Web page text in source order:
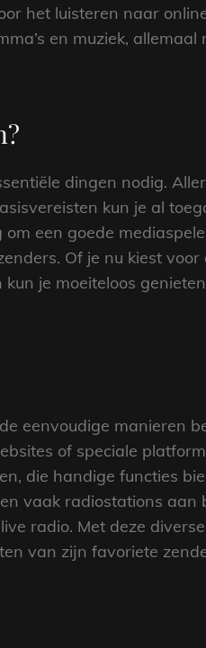
het luisteren naar
en muziek, allemaal
dingen nodig.
kun je al
een goede
Of je nu kiest
je moeiteloos
eenvoudige manieren
of speciale
die handige functies
vaak radiostations
radio. Met deze
van zijn favoriete